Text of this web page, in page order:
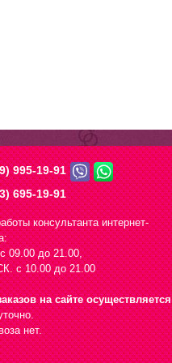
995-19-91
695-19-91
консультанта интернет-
09.00 до 21.00,
с 10.00 до 21.00
на сайте осуществляется
нет.